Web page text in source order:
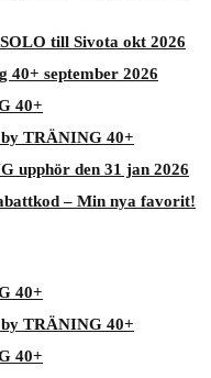
till Sivota okt 2026
40+ september 2026
40+
TRÄNING 40+
upphör den 31 jan 2026
– Min nya favorit!
40+
TRÄNING 40+
40+